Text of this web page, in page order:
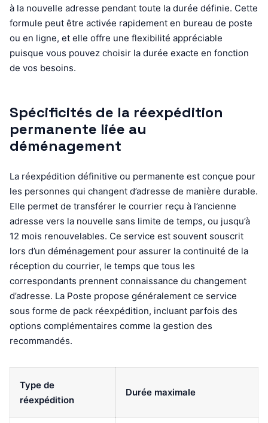
à la nouvelle adresse pendant toute la durée définie. Cette
formule peut être activée rapidement en bureau de poste
ou en ligne, et elle offre une flexibilité appréciable
puisque vous pouvez choisir la durée exacte en fonction
de vos besoins.
Spécificités de la réexpédition
permanente liée au
déménagement
La réexpédition définitive ou permanente est conçue pour
les personnes qui changent d’adresse de manière durable.
Elle permet de transférer le courrier reçu à l’ancienne
adresse vers la nouvelle sans limite de temps, ou jusqu’à
12 mois renouvelables. Ce service est souvent souscrit
lors d’un déménagement pour assurer la continuité de la
réception du courrier, le temps que tous les
correspondants prennent connaissance du changement
d’adresse. La Poste propose généralement ce service
sous forme de pack réexpédition, incluant parfois des
options complémentaires comme la gestion des
recommandés.
Type de
réexpédition
Durée maximale